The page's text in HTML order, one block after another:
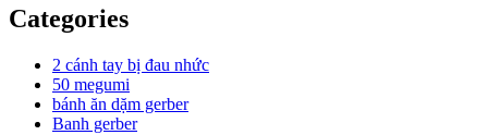
Categories
2 cánh tay bị đau nhức
50 megumi
bánh ăn dặm gerber
Banh gerber